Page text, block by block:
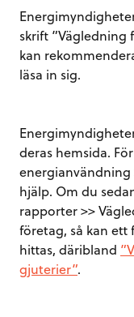
skrift ”Vägledning
kan
läsa in sig.
deras hemsida.
energianvändning
hjälp. Om du
rapporter >>
företag, så kan
hittas, däribland
gjuterier”.